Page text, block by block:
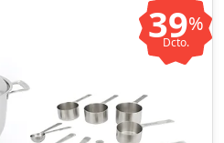
39%
Dcto.